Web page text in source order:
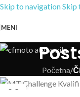
Skip to navigationSkip
MENI
Početna/
09